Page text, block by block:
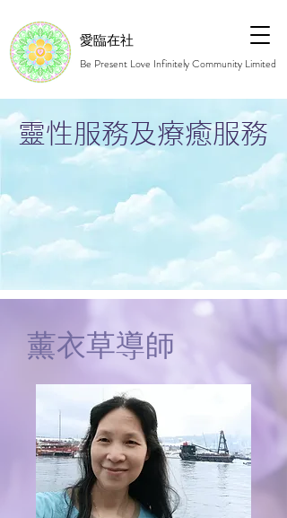
愛臨在社
Be Present Love Infinitely Community Limited
靈性服務及療癒服務
薰衣草導師